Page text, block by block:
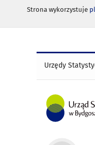
Strona wykorzystuje
Urzędy